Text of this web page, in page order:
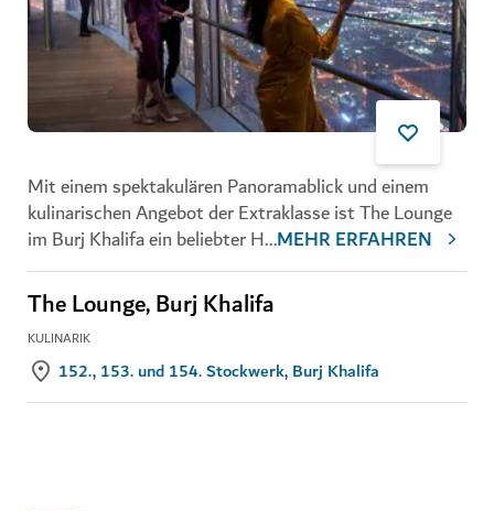
Mit einem spektakulären Panoramablick und einem
kulinarischen Angebot der Extraklasse ist The Lounge
im Burj Khalifa ein beliebter H...MEHR ERFAHREN
The Lounge, Burj Khalifa
KULINARIK
152., 153. und 154. Stockwerk, Burj Khalifa